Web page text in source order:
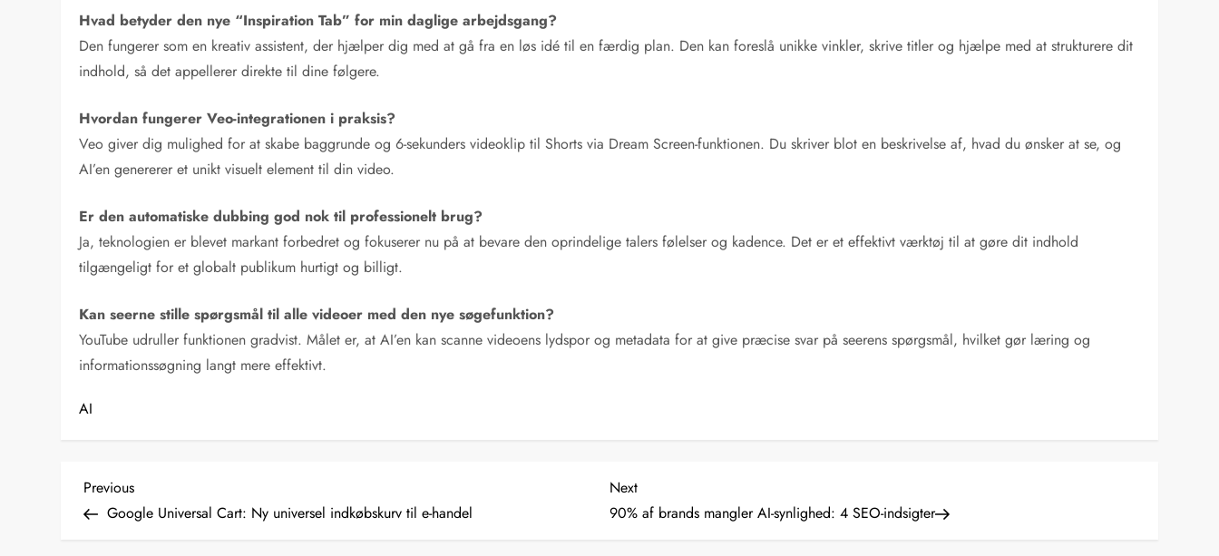
Hvad betyder den nye “Inspiration Tab” for min daglige arbejdsgang?
Den fungerer som en kreativ assistent, der hjælper dig med at gå fra en løs idé til en færdig plan. Den kan foreslå unikke vinkler, skrive titler og hjælpe med at strukturere dit
indhold, så det appellerer direkte til dine følgere.
Hvordan fungerer Veo-integrationen i praksis?
Veo giver dig mulighed for at skabe baggrunde og 6-sekunders videoklip til Shorts via Dream Screen-funktionen. Du skriver blot en beskrivelse af, hvad du ønsker at se, og
AI’en genererer et unikt visuelt element til din video.
Er den automatiske dubbing god nok til professionelt brug?
Ja, teknologien er blevet markant forbedret og fokuserer nu på at bevare den oprindelige talers følelser og kadence. Det er et effektivt værktøj til at gøre dit indhold
tilgængeligt for et globalt publikum hurtigt og billigt.
Kan seerne stille spørgsmål til alle videoer med den nye søgefunktion?
YouTube udruller funktionen gradvist. Målet er, at AI’en kan scanne videoens lydspor og metadata for at give præcise svar på seerens spørgsmål, hvilket gør læring og
informationssøgning langt mere effektivt.
AI
I
Previous
Post
Previous
Google Universal Cart: Ny universel indkøbskurv til e-handel
Next
Post
Next
90% af brands mangler AI-synlighed: 4 SEO-indsigter